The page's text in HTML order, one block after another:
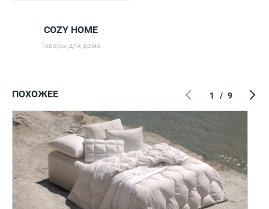
COZY HOME
Товары для дома
ПОХОЖЕЕ 1 / 9